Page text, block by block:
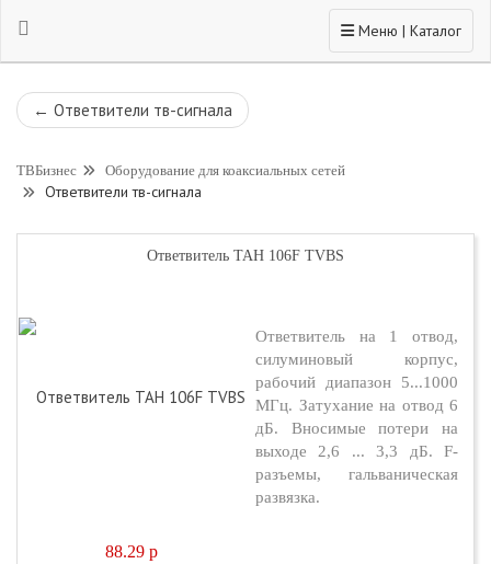
Toggle navigation
Меню | Каталог
← Ответвители тв-сигнала
ТВБизнес Оборудование для коаксиальных сетей
Ответвители тв-сигнала
Ответвитель TAH 106F TVBS
88.29 p
Ответвитель на 1 отвод,
силуминовый корпус,
рабочий диапазон 5...1000
МГц. Затухание на отвод 6
дБ. Вносимые потери на
выходе 2,6 ... 3,3 дБ. F-
разъемы, гальваническая
развязка.